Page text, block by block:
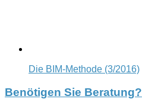
Die BIM-Methode (3/2016)
Benötigen Sie Beratung?